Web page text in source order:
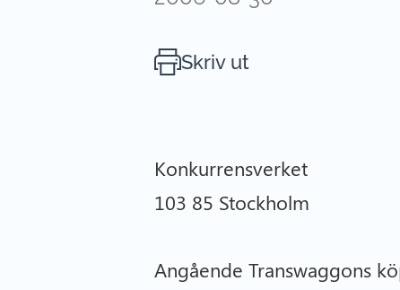
Skriv ut
Konkurrensverket
103 85 Stockholm
Angående Transwaggons